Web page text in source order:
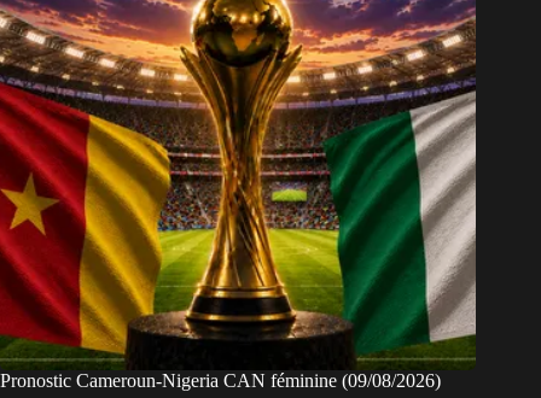
Pronostic Cameroun-Nigeria CAN féminine (09/08/2026)